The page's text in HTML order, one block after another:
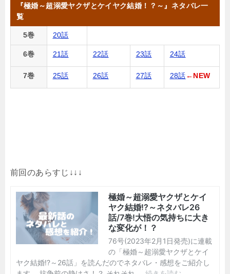
『極婚～超溺愛ヤクザとケイヤク結婚！？～』ネタバレ一
覧
5巻 20話
6巻 21話 22話 23話 24話
7巻 25話 26話 27話 28話 ←NEW
前回のあらすじ↓↓↓